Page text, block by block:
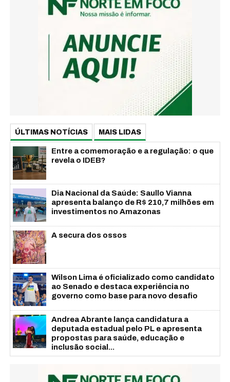
ÚLTIMAS NOTÍCIAS MAIS LIDAS
Entre a comemoração e a regulação: o que
revela o IDEB?
Dia Nacional da Saúde: Saullo Vianna
apresenta balanço de R$ 210,7 milhões em
investimentos no Amazonas
A secura dos ossos
Wilson Lima é oficializado como candidato
ao Senado e destaca experiência no
governo como base para novo desafio
Andrea Abrante lança candidatura a
deputada estadual pelo PL e apresenta
propostas para saúde, educação e
inclusão social...